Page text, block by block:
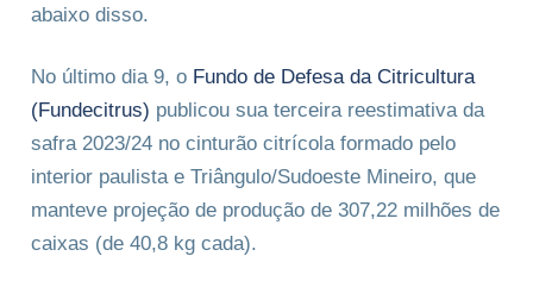
abaixo disso.
No último dia 9, o Fundo de Defesa da Citricultura
(Fundecitrus) publicou sua terceira reestimativa da
safra 2023/24 no cinturão citrícola formado pelo
interior paulista e Triângulo/Sudoeste Mineiro, que
manteve projeção de produção de 307,22 milhões de
caixas (de 40,8 kg cada).